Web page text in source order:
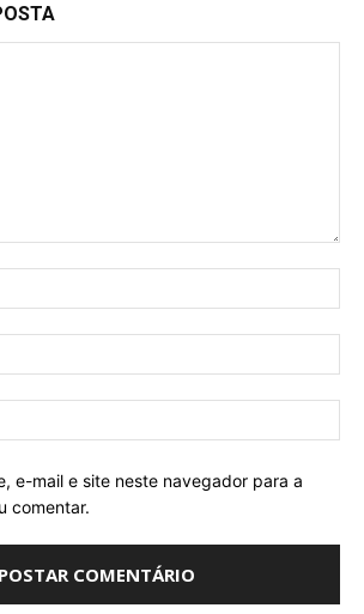
e-mail e site neste navegador para a
comentar.